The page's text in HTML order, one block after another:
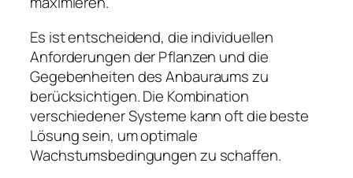
Es ist entscheidend, die individuellen
Anforderungen der Pflanzen und die
Gegebenheiten des Anbauraums zu
berücksichtigen. Die Kombination
verschiedener Systeme kann oft die beste
Lösung sein, um optimale
Wachstumsbedingungen zu schaffen.